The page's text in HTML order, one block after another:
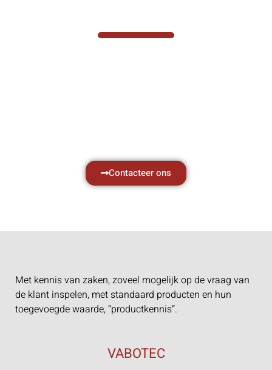
Contacteer ons
Met kennis van zaken, zoveel mogelijk op de vraag van
de klant inspelen, met standaard producten en hun
toegevoegde waarde, “productkennis”.
VABOTEC